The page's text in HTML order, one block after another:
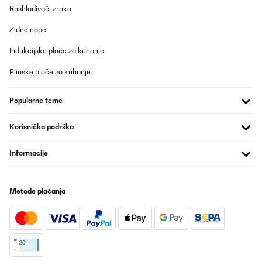
Rashlađivači zraka
Zidne nape
Indukcijske ploče za kuhanje
Plinske ploče za kuhanje
Popularne teme
Korisnička podrška
Informacije
Metode plaćanja